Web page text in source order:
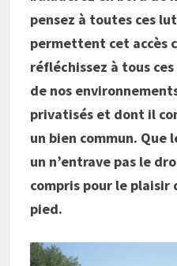
pensez à toutes ces
permettent cet accès
réfléchissez à tous
de nos
privatisés et dont il
un bien commun. Que
un n’entrave pas le
compris pour le plaisir
pied.